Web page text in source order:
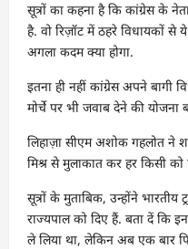
सूत्रों का कहना है कि कांग्रेस के
है. वो रिज़ॉट में ठहरे विधायकों
अगला कदम क्या होगा.
इतना ही नहीं कांग्रेस अपने बागी
मोर्चे पर भी जवाब देने की योजना
लिहाज़ा सीएम अशोक गहलोत ने
मिश्र से मुलाकात कर हर किसी को
सूत्रों के मुताबिक, उन्होंने भारतीय
राज्यपाल को दिए हैं. बता दें कि
ले लिया था, लेकिन अब एक बार